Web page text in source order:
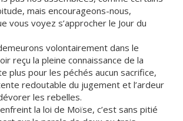
mais encourageons-nous,
vous voyez s’approcher le Jour du
volontairement dans le
reçu la pleine connaissance de la
plus pour les péchés aucun sacrifice,
redoutable du jugement et l’ardeur
les rebelles.
enfreint la loi de Moïse, c’est sans pitié